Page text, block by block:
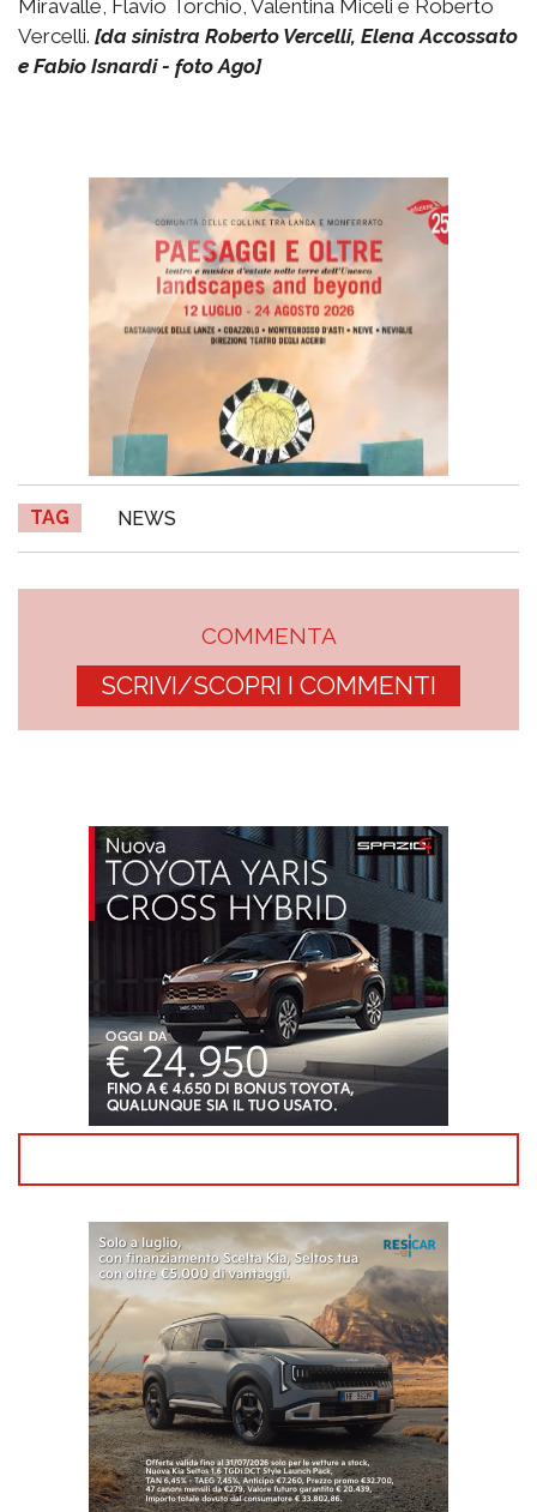
Miravalle, Flavio Torchio, Valentina Miceli e Roberto
Vercelli. [da sinistra Roberto Vercelli, Elena Accossato
e Fabio Isnardi - foto Ago]
TAG NEWS
COMMENTA
SCRIVI/SCOPRI I COMMENTI